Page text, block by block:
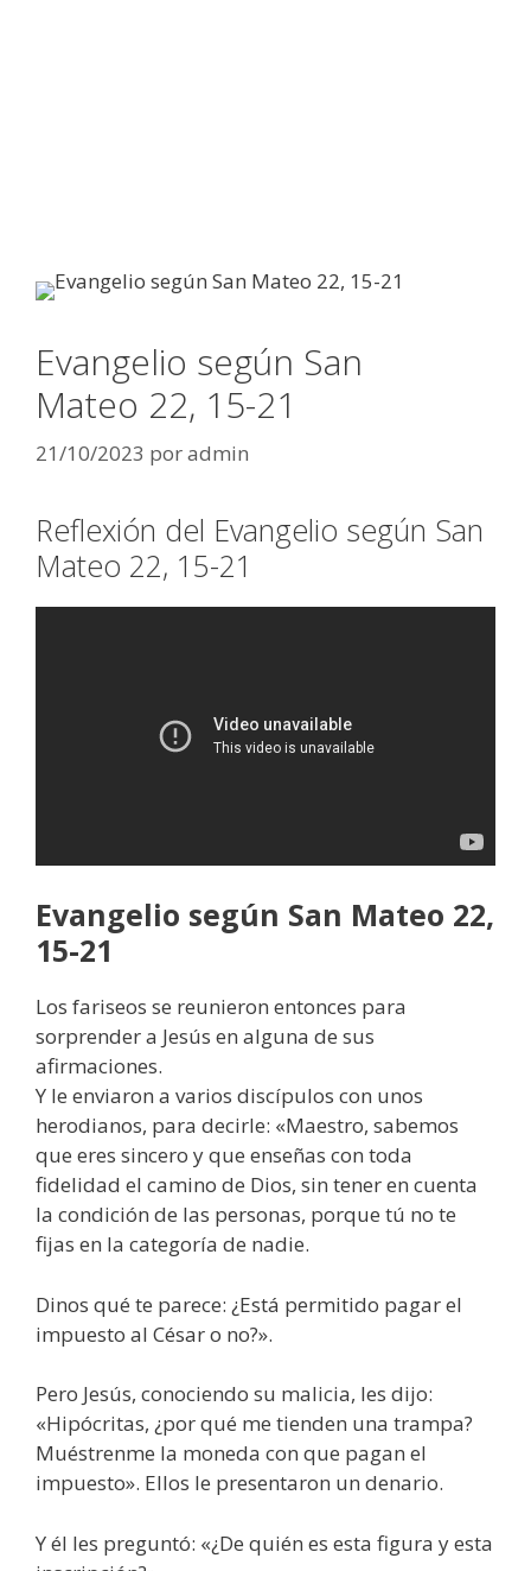
Evangelio según San
Mateo 22, 15-21
21/10/2023 poradmin
Reflexión del Evangelio según San
Mateo 22, 15-21
Evangelio según San Mateo 22,
15-21
Los fariseos se reunieron entonces para
sorprender a Jesús en alguna de sus
afirmaciones.
Y le enviaron a varios discípulos con unos
herodianos, para decirle: «Maestro, sabemos
que eres sincero y que enseñas con toda
fidelidad el camino de Dios, sin tener en cuenta
la condición de las personas, porque tú no te
fijas en la categoría de nadie.
Dinos qué te parece: ¿Está permitido pagar el
impuesto al César o no?».
Pero Jesús, conociendo su malicia, les dijo:
«Hipócritas, ¿por qué me tienden una trampa?
Muéstrenme la moneda con que pagan el
impuesto». Ellos le presentaron un denario.
Y él les preguntó: «¿De quién es esta figura y esta